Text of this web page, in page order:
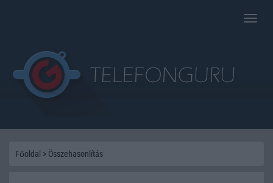
Toggle
Főoldal > Összehasonlítás